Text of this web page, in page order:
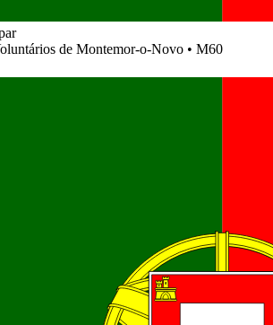
de Montemor-o-Novo • M60